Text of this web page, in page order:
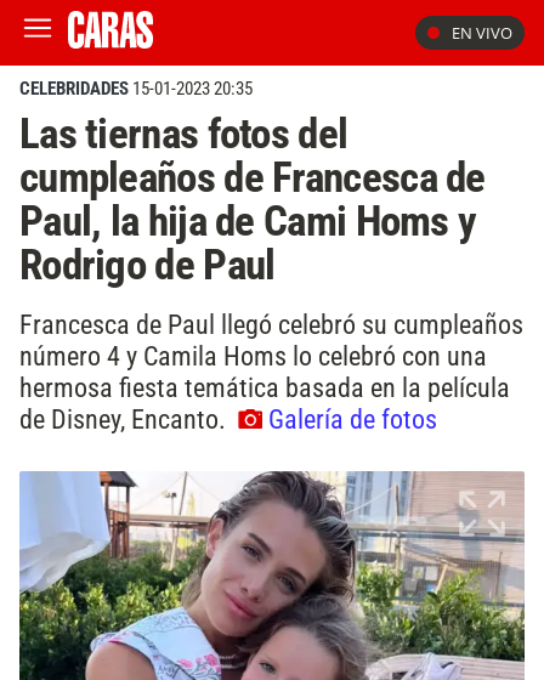
EN VIVO
CELEBRIDADES 15-01-2023 20:35
Las tiernas fotos del
cumpleaños de Francesca de
Paul, la hija de Cami Homs y
Rodrigo de Paul
Francesca de Paul llegó celebró su cumpleaños
número 4 y Camila Homs lo celebró con una
hermosa fiesta temática basada en la película
de Disney, Encanto.
Galería de fotos